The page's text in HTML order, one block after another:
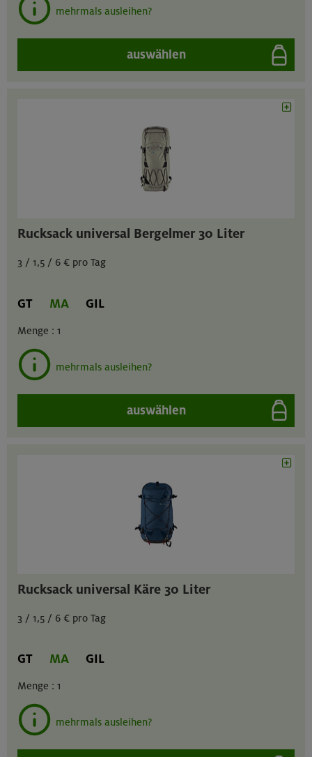
mehrmals ausleihen?
auswählen
Rucksack universal Bergelmer 30 Liter
3 / 1,5 / 6 € pro Tag
GT MA GIL
Menge : 1
mehrmals ausleihen?
auswählen
Rucksack universal Käre 30 Liter
3 / 1,5 / 6 € pro Tag
GT MA GIL
Menge : 1
mehrmals ausleihen?